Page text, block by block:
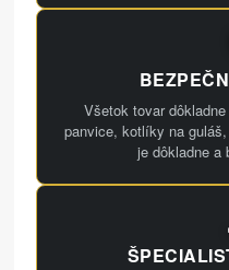
Všetok tovar
panvice, kotlíky na
je dôkladne a